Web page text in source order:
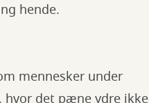
hende.
mennesker under
hvor det pæne ydre ikke